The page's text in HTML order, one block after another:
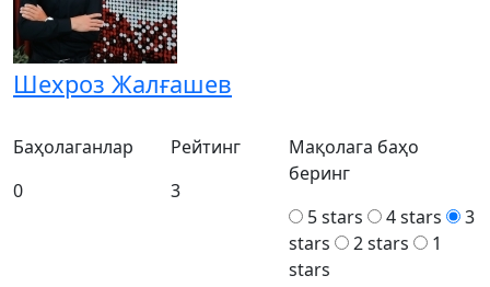
Шехроз Жалғашев
Баҳолаганлар
0
Рейтинг
3
Мақолага баҳо
беринг
5 stars
4 stars
3
stars
2 stars
1
stars